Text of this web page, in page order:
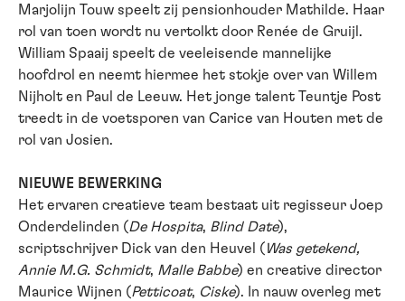
Marjolijn Touw speelt zij pensionhouder Mathilde. Haar
rol van toen wordt nu vertolkt door Renée de Gruijl.
William Spaaij speelt de veeleisende mannelijke
hoofdrol en neemt hiermee het stokje over van Willem
Nijholt en Paul de Leeuw. Het jonge talent Teuntje Post
treedt in de voetsporen van Carice van Houten met de
rol van Josien.
NIEUWE BEWERKING
Het ervaren creatieve team bestaat uit regisseur Joep
Onderdelinden (De Hospita, Blind Date),
scriptschrijver Dick van den Heuvel ( Was getekend,
Annie M.G. Schmidt, Malle Babbe) en creative director
Maurice Wijnen (Petticoat, Ciske). In nauw overleg met